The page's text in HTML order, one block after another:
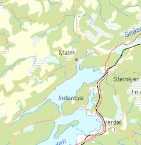
Coop Prix Ler.
Singsås:
Stavkirke